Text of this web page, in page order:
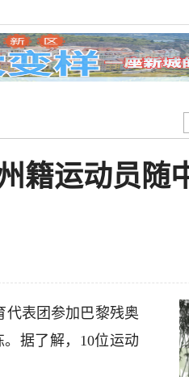
籍运动员随
代表团参加巴黎残奥
据了解，10位运动